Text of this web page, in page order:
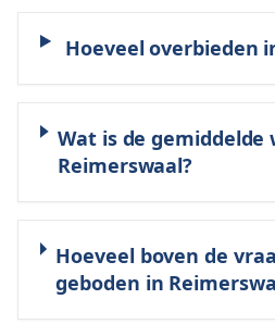
Hoeveel overbieden
Wat is de gemiddelde
Reimerswaal?
Hoeveel boven de
geboden in